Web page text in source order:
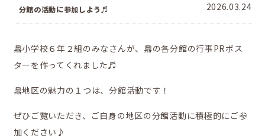
ホーム
2026.03.24
分館の活動に参加しよう♬
鼎小学校６年２組のみなさんが、鼎の各分館の行事PRポス
ターを作ってくれました♬
鼎地区の魅力の１つは、分館活動です！
ぜひご覧いただき、ご自身の地区の分館活動に積極的にご参
加ください♪